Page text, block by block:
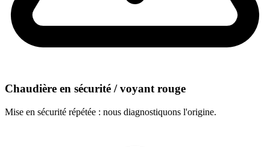
Chaudière en sécurité / voyant rouge
Mise en sécurité répétée : nous diagnostiquons l'origine.